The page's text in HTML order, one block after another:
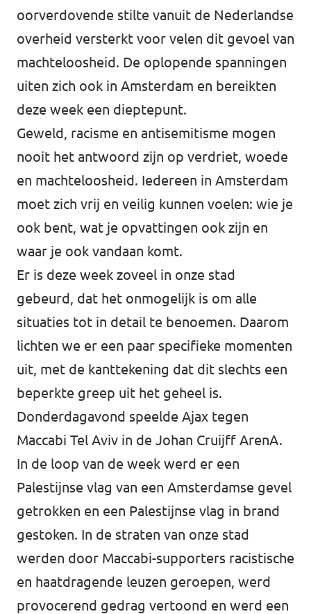
oorverdovende stilte vanuit de Nederlandse
overheid versterkt voor velen dit gevoel van
machteloosheid. De oplopende spanningen
uiten zich ook in Amsterdam en bereikten
deze week een dieptepunt.
Geweld, racisme en antisemitisme mogen
nooit het antwoord zijn op verdriet, woede
en machteloosheid. Iedereen in Amsterdam
moet zich vrij en veilig kunnen voelen: wie je
ook bent, wat je opvattingen ook zijn en
waar je ook vandaan komt.
Er is deze week zoveel in onze stad
gebeurd, dat het onmogelijk is om alle
situaties tot in detail te benoemen. Daarom
lichten we er een paar specifieke momenten
uit, met de kanttekening dat dit slechts een
beperkte greep uit het geheel is.
Donderdagavond speelde Ajax tegen
Maccabi Tel Aviv in de Johan Cruijff ArenA.
In de loop van de week werd er een
Palestijnse vlag van een Amsterdamse gevel
getrokken en een Palestijnse vlag in brand
gestoken. In de straten van onze stad
werden door Maccabi-supporters racistische
en haatdragende leuzen geroepen, werd
provocerend gedrag vertoond en werd een